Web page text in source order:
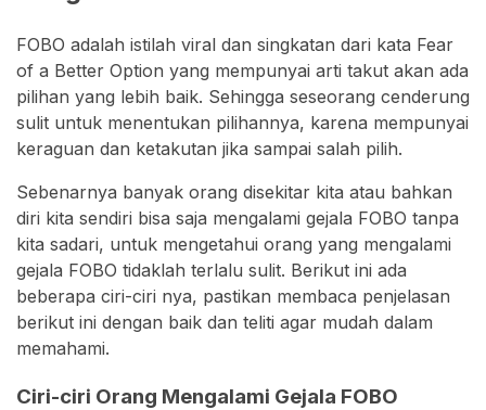
FOBO adalah istilah viral dan singkatan dari kata Fear
of a Better Option yang mempunyai arti takut akan ada
pilihan yang lebih baik. Sehingga seseorang cenderung
sulit untuk menentukan pilihannya, karena mempunyai
keraguan dan ketakutan jika sampai salah pilih.
Sebenarnya banyak orang disekitar kita atau bahkan
diri kita sendiri bisa saja mengalami gejala FOBO tanpa
kita sadari, untuk mengetahui orang yang mengalami
gejala FOBO tidaklah terlalu sulit. Berikut ini ada
beberapa ciri-ciri nya, pastikan membaca penjelasan
berikut ini dengan baik dan teliti agar mudah dalam
memahami.
Ciri-ciri Orang Mengalami Gejala FOBO